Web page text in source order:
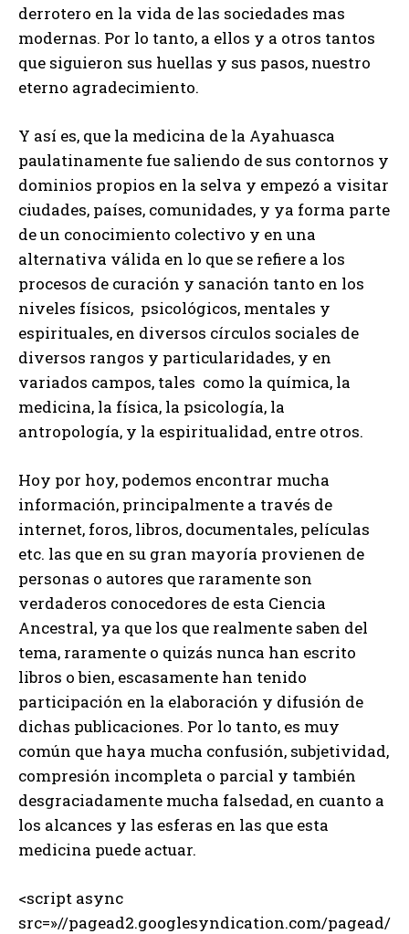
derrotero en la vida de las sociedades mas
modernas. Por lo tanto, a ellos y a otros tantos
que siguieron sus huellas y sus pasos, nuestro
eterno agradecimiento.
Y así es, que la medicina de la Ayahuasca
paulatinamente fue saliendo de sus contornos y
dominios propios en la selva y empezó a visitar
ciudades, países, comunidades, y ya forma parte
de un conocimiento colectivo y en una
alternativa válida en lo que se refiere a los
procesos de curación y sanación tanto en los
niveles físicos, psicológicos, mentales y
espirituales, en diversos círculos sociales de
diversos rangos y particularidades, y en
variados campos, tales como la química, la
medicina, la física, la psicología, la
antropología, y la espiritualidad, entre otros.
Hoy por hoy, podemos encontrar mucha
información, principalmente a través de
internet, foros, libros, documentales, películas
etc. las que en su gran mayoría provienen de
personas o autores que raramente son
verdaderos conocedores de esta Ciencia
Ancestral, ya que los que realmente saben del
tema, raramente o quizás nunca han escrito
libros o bien, escasamente han tenido
participación en la elaboración y difusión de
dichas publicaciones. Por lo tanto, es muy
común que haya mucha confusión, subjetividad,
compresión incompleta o parcial y también
desgraciadamente mucha falsedad, en cuanto a
los alcances y las esferas en las que esta
medicina puede actuar.
<script async
src=»//pagead2.googlesyndication.com/pagead/